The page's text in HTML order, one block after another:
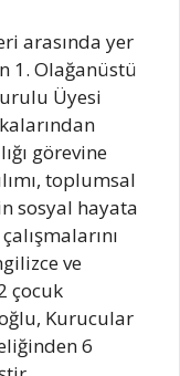
arasında yer
1. Olağanüstü
Üyesi
görevine
toplumsal
sosyal hayata
ve
çocuk
Kurucular
6